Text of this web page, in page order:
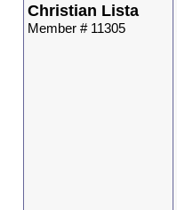
Christian Lista
Member # 11305